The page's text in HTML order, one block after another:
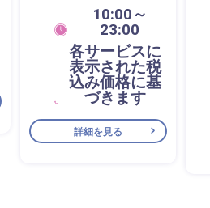
10:00～
23:00
各サービスに
表示された税
込み価格に基
づきます
詳細を見る